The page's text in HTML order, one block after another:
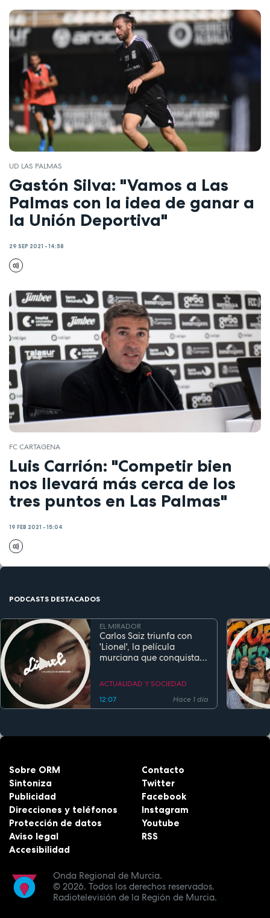
UD LAS PALMAS
Gastón Silva: "Vamos a Las
Palmas con la idea de ganar a
la Unión Deportiva"
29 SEP 2021 - 14:58
FC CARTAGENA
Luis Carrión: "Competir bien
nos llevará más cerca de los
tres puntos en Las Palmas"
19 FEB 2021 - 15:04
PODCASTS DESTACADOS
EL MIRADOR
Carlos Saiz triunfa con
'Lionel', la película
murciana que conquista
estreno
ACTUALIDAD Y SOCIEDAD
12:07
Hace 1 día
Onda Regional de Murcia.
© 2026. Todos los derechos reservados.
Radiotelevisión de la Región de Murcia.
Sobre ORM
Sintoniza
Publicidad
Direcciones y teléfonos
Protección de datos
Aviso legal
Accesibilidad
Contacto
Twitter
Facebook
Instagram
Youtube
RSS